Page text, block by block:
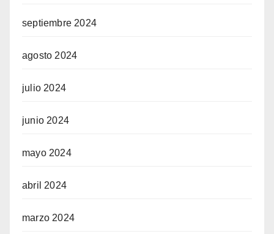
septiembre 2024
agosto 2024
julio 2024
junio 2024
mayo 2024
abril 2024
marzo 2024